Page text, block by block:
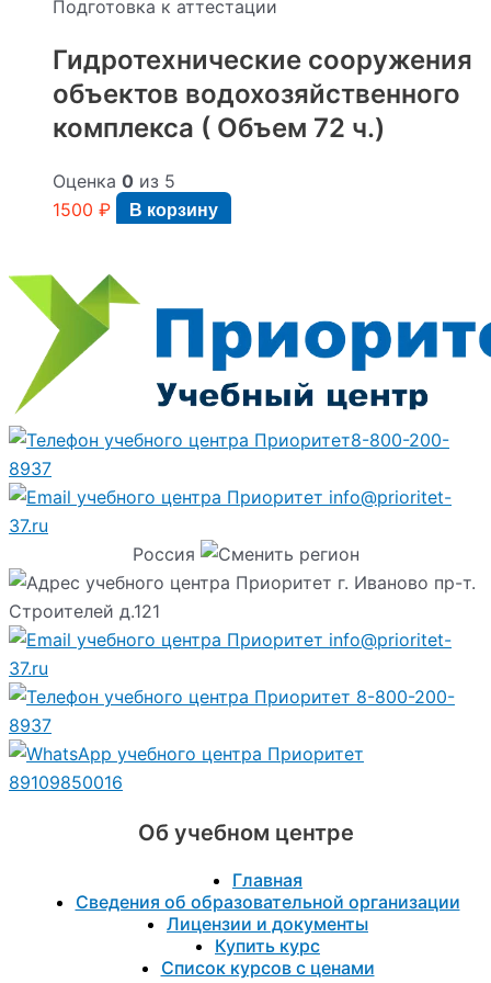
Подготовка к аттестации
Гидротехнические сооружения
объектов водохозяйственного
комплекса ( Объем 72 ч.)
Оценка 0 из 5
1500 ₽ В корзину
8-800-200-
8937
info@prioritet-
37.ru
Россия
г. Иваново пр-т.
Строителей д.121
info@prioritet-
37.ru
8-800-200-
8937
89109850016
Об учебном центре
Главная
Сведения об образовательной организации
Лицензии и документы
Купить курс
Список курсов с ценами